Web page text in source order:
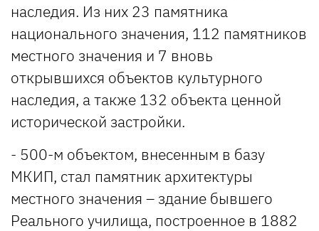
наследия. Из них 23 памятника
национального значения, 112 памятников
местного значения и 7 вновь
открывшихся объектов культурного
наследия, а также 132 объекта ценной
исторической застройки.
- 500-м объектом, внесенным в базу
МКИП, стал памятник архитектуры
местного значения – здание бывшего
Реального училища, построенное в 1882